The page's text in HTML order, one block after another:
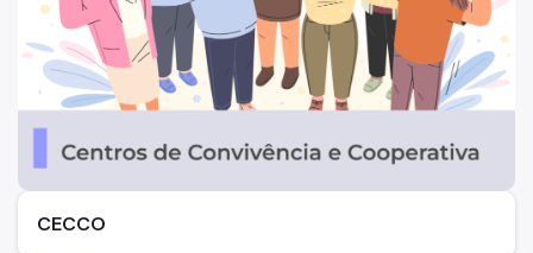
CECCO